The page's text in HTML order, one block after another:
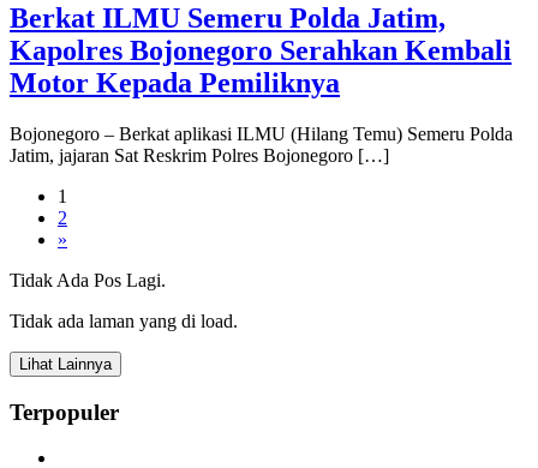
Berkat ILMU Semeru Polda Jatim,
Kapolres Bojonegoro Serahkan Kembali
Motor Kepada Pemiliknya
Bojonegoro – Berkat aplikasi ILMU (Hilang Temu) Semeru Polda
Jatim, jajaran Sat Reskrim Polres Bojonegoro […]
1
2
»
Tidak Ada Pos Lagi.
Tidak ada laman yang di load.
Lihat Lainnya
Terpopuler